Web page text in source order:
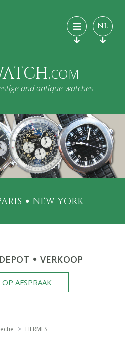
NL
COM
and antique watches
NEW YORK
DEPOT VERKOOP
AFSPRAAK
HERMES